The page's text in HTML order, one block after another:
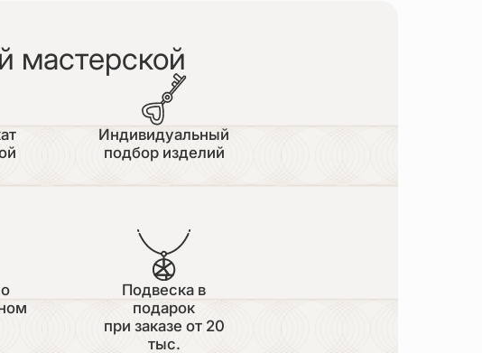
мастерской
Индивидуальный
подбор изделий
Подвеска в
подарок
при заказе от 20
тыс.